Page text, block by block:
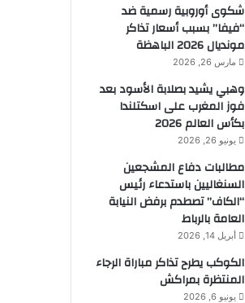
شكوى أوروبية رسمية ضد
“فيفا” بسبب أسعار تذاكر
مونديال 2026 الباهظة
مارس 26, 2026
وهبي يشيد بصلابة الأسود بعد
فوز المغرب على اسكتلندا
بكأس العالم 2026
يونيو 26, 2026
مطالبات دفاع المشجعين
السنغاليين باستدعاء رئيس
“الكاف” تصطدم برفض النيابة
العامة بالرباط
أبريل 14, 2026
الكوكب يطرح تذاكر مباراة الرجاء
المنتظرة بمراكش
يونيو 6, 2026